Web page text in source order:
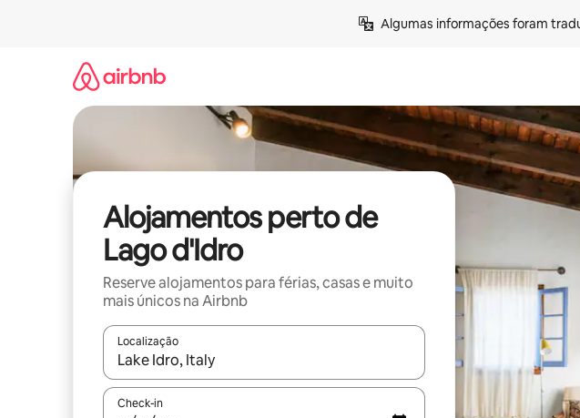
Algumas informações foram
Alojamentos perto de
Lago d'Idro
Reserve alojamentos para férias, casas e muito
mais únicos na Airbnb
Localização
Quando os resultados estiverem disponíveis, navegue com as teclas de seta
Check-in